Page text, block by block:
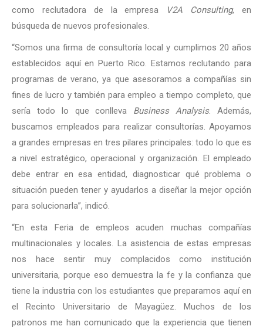
como reclutadora de la empresa
V2A Consulting, en
búsqueda de nuevos profesionales.
“Somos una firma de consultoría local y cumplimos 20 años
establecidos aquí en Puerto Rico. Estamos reclutando para
programas de verano, ya que asesoramos a compañías sin
fines de lucro y también para empleo a tiempo completo, que
sería todo lo que conlleva Business Analysis. Además,
buscamos empleados para realizar consultorías. Apoyamos
a grandes empresas en tres pilares principales: todo lo que es
a nivel estratégico, operacional y organización. El empleado
debe entrar en esa entidad, diagnosticar qué problema o
situación pueden tener y ayudarlos a diseñar la mejor opción
para solucionarla”, indicó.
“En esta Feria de empleos acuden muchas compañías
multinacionales y locales. La asistencia de estas empresas
nos hace sentir muy complacidos como institución
universitaria, porque eso demuestra la fe y la confianza que
tiene la industria con los estudiantes que preparamos aquí en
el Recinto Universitario de Mayagüez. Muchos de los
patronos me han comunicado que la experiencia que tienen